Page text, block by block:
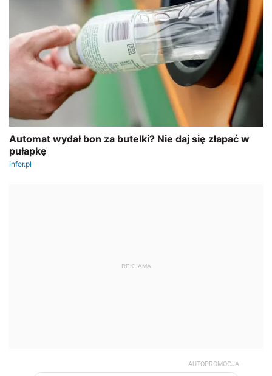
REKLAMA
AUTOPROMOCJA